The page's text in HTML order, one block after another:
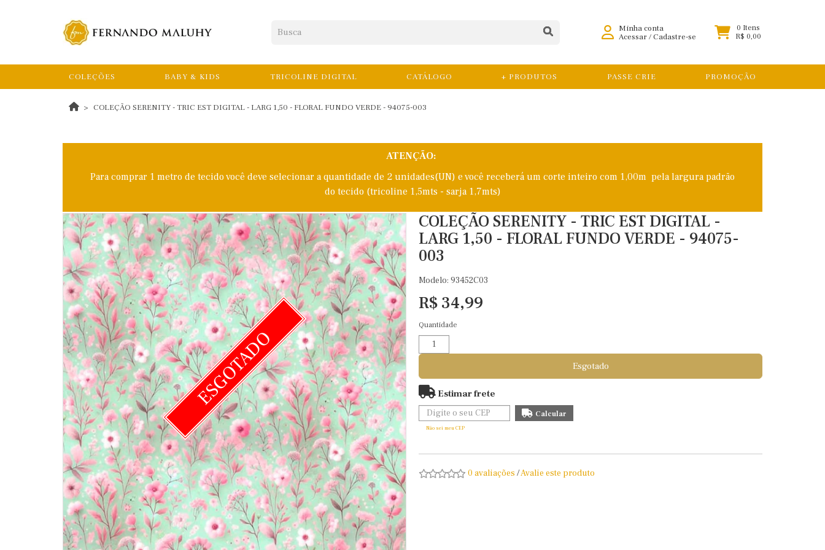
Minha conta
Acessar/Cadastre-se
0 Itens
R$ 0,00
COLEÇÕES BABY & KIDS TRICOLINE DIGITAL CATÁLOGO + PRODUTOS PASSE CRIE PROMOÇÃO
COLEÇÃO SERENITY - TRIC EST DIGITAL - LARG 1,50 - FLORAL FUNDO VERDE - 94075-003
ATENÇÃO:
Para comprar 1 metro de tecido você deve selecionar a quantidade de 2 unidades(UN) e você receberá um corte inteiro com 1,00m pela largura padrão
do tecido (tricoline 1,5mts - sarja 1,7mts)
ESGOTADO
COLEÇÃO SERENITY - TRIC EST DIGITAL -
LARG 1,50 - FLORAL FUNDO VERDE - 94075-
003
Modelo: 93452C03
R$ 34,99
Quantidade
Esgotado
Estimar frete
Não sei meu CEP
0 avaliações /Avalie este produto